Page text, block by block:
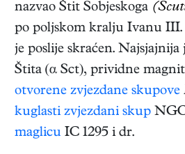
nazvao Štit Sobjeskoga
po poljskom kralju Ivanu III.
je poslije skraćen. Najsjajnija
Štita (α Sct), prividne
otvorene zvjezdane skupove
kuglasti zvjezdani skup
maglicu IC 1295 i dr.